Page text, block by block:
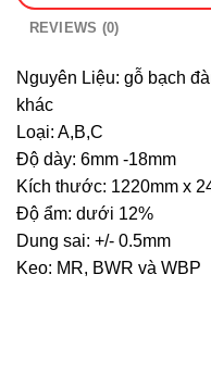
REVIEWS (0)
Nguyên Liệu: gỗ bạch
khác
Loại: A,B,C
Độ dày: 6mm -18mm
Kích thước: 1220mm x
Độ ẩm: dưới 12%
Dung sai: +/- 0.5mm
Keo: MR, BWR và WBP